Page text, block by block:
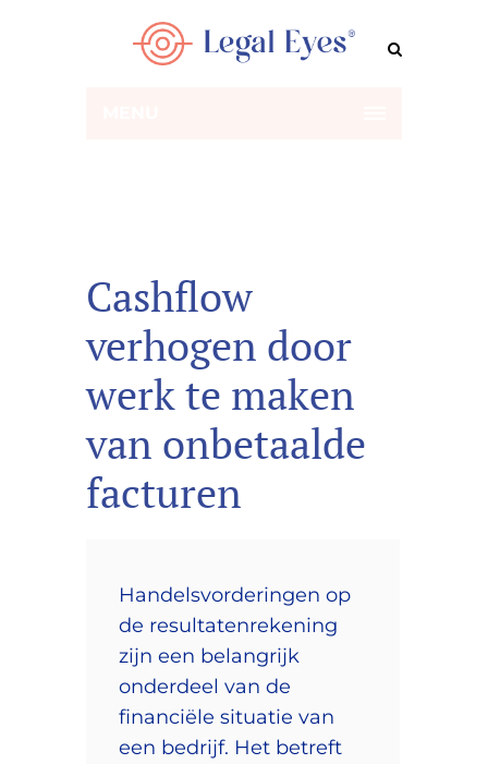
Cashflow
verhogen door
werk te maken
van onbetaalde
facturen
Handelsvorderingen op
de resultatenrekening
zijn een belangrijk
onderdeel van de
financiële situatie van
een bedrijf. Het betreft